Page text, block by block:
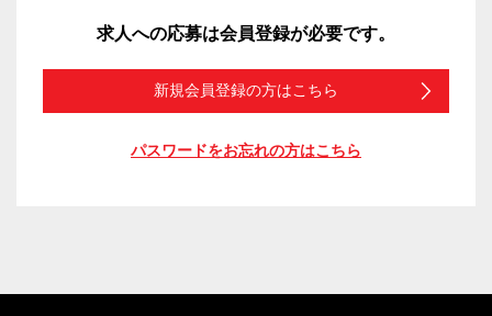
求人への応募は会員登録が必要です。
新規会員登録の方はこちら
パスワードをお忘れの方はこちら